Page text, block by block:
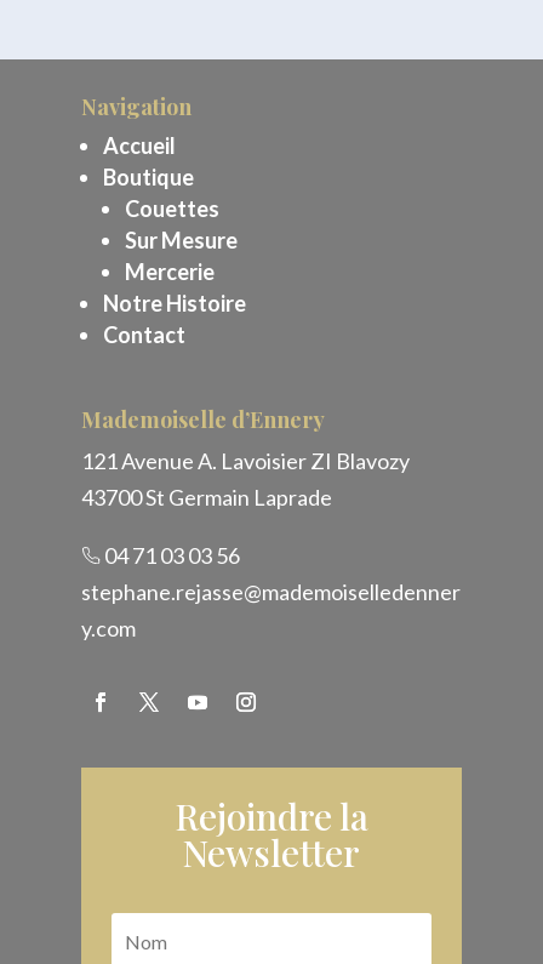
Navigation
Accueil
Boutique
Couettes
Sur Mesure
Mercerie
Notre Histoire
Contact
Mademoiselle d’Ennery
121 Avenue A. Lavoisier ZI Blavozy
43700 St Germain Laprade
04 71 03 03 56
stephane.rejasse@mademoiselledenner
y.com
Rejoindre la
Newsletter